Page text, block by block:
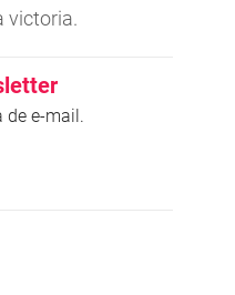
victoria.
de e-mail.